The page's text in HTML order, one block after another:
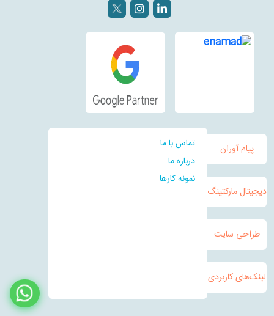
پیام آوران
دیجیتال مارکتینگ
طراحی سایت
لینک‌های کاربردی
تماس با ما
درباره ما
نمونه کارها